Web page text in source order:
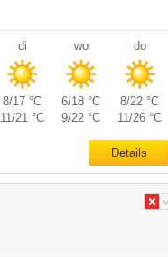
di wo do
8/17 °C 6/18 °C
8/22 °C
11/21 °C 9/22 °C 11/26 °C
Details